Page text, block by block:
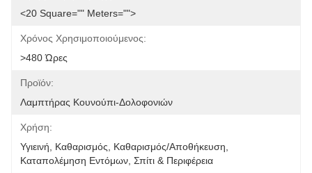
<20 Square="" Meters="">
Χρόνος Χρησιμοποιούμενος:
>480 Ώρες
Προϊόν:
Λαμπτήρας Κουνούπι-Δολοφονιών
Χρήση:
Υγιεινή, Καθαρισμός, Καθαρισμός/Αποθήκευση,
Καταπολέμηση Εντόμων, Σπίτι & Περιφέρεια